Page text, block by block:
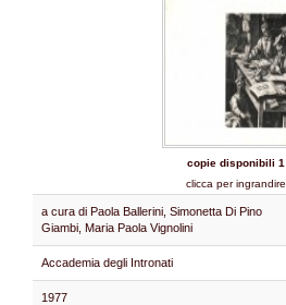
copie disponibili 1
clicca per ingrandire
a cura di Paola Ballerini, Simonetta Di Pino
Giambi, Maria Paola Vignolini
Accademia degli Intronati
1977